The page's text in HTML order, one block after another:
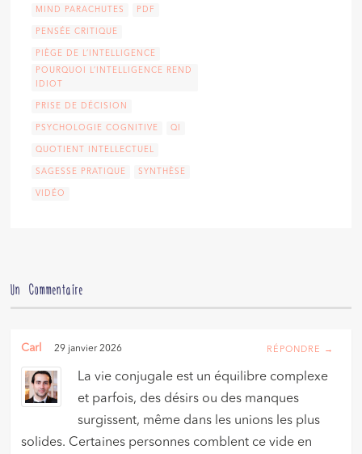
MIND PARACHUTES PDF
PENSÉE CRITIQUE
PIÈGE DE L’INTELLIGENCE
POURQUOI L’INTELLIGENCE REND
IDIOT
PRISE DE DÉCISION
PSYCHOLOGIE COGNITIVE QI
QUOTIENT INTELLECTUEL
SAGESSE PRATIQUE SYNTHÈSE
VIDÉO
Un Commentaire
Carl 29 janvier 2026 RÉPONDRE →
La vie conjugale est un équilibre complexe
et parfois, des désirs ou des manques
surgissent, même dans les unions les plus
solides. Certaines personnes comblent ce vide en